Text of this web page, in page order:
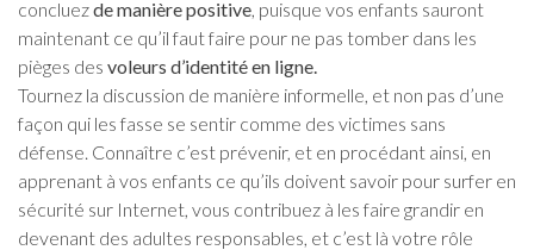
concluezde manière positive, puisque vos enfants sauront
maintenant ce qu’il faut faire pour ne pas tomber dans les
pièges des voleurs d’identité en ligne.
Tournez la discussion de manière informelle, et non pas d’une
façon qui les fasse se sentir comme des victimes sans
défense. Connaître c’est prévenir, et en procédant ainsi, en
apprenant à vos enfants ce qu’ils doivent savoir pour surfer en
sécurité sur Internet, vous contribuez à les faire grandir en
devenant des adultes responsables, et c’est là votre rôle